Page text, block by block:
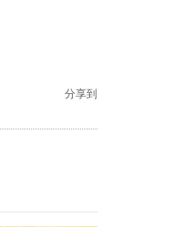
分享到